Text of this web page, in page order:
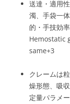
送達・適用
濁、手袋一
的・手技効
Hemostatic
same+3
クレームは
燥形態、吸
定量パラメ